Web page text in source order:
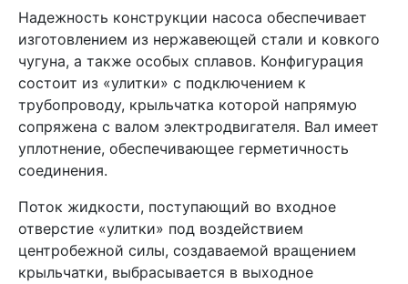
Надежность конструкции насоса обеспечивает
изготовлением из нержавеющей стали и ковкого
чугуна, а также особых сплавов. Конфигурация
состоит из «улитки» с подключением к
трубопроводу, крыльчатка которой напрямую
сопряжена с валом электродвигателя. Вал имеет
уплотнение, обеспечивающее герметичность
соединения.
Поток жидкости, поступающий во входное
отверстие «улитки» под воздействием
центробежной силы, создаваемой вращением
крыльчатки, выбрасывается в выходное